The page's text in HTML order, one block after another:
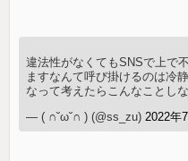
違法性がなくてもSNSで上で
ますなんて呼び掛けるのは冷
なって考えたらこんなことしな
— ( ∩˘ω˘∩ ) (@ss_zu)2022年